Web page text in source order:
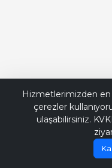
Hizmetlerimizden en
çerezler
ulaşabilirsiniz.